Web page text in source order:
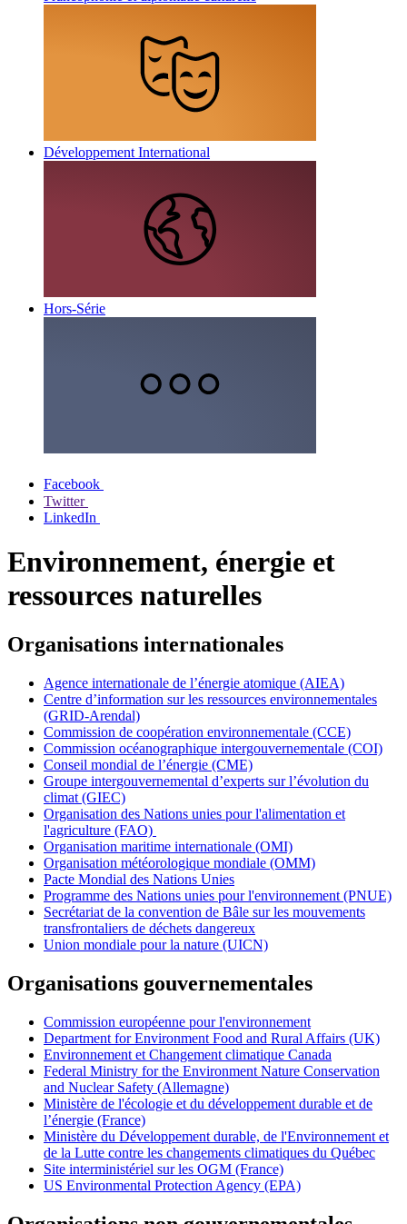
Développement International
Hors-Série
Facebook
Twitter
LinkedIn
Environnement, énergie et
ressources naturelles
Organisations internationales
Agence internationale de l’énergie atomique (AIEA)
Centre d’information sur les ressources environnementales
(GRID-Arendal)
Commission de coopération environnementale (CCE)
Commission océanographique intergouvernementale (COI)
Conseil mondial de l’énergie (CME)
Groupe intergouvernemental d’experts sur l’évolution du
climat (GIEC)
Organisation des Nations unies pour l'alimentation et
l'agriculture (FAO)
Organisation maritime internationale (OMI)
Organisation météorologique mondiale (OMM)
Pacte Mondial des Nations Unies
Programme des Nations unies pour l'environnement (PNUE)
Secrétariat de la convention de Bâle sur les mouvements
transfrontaliers de déchets dangereux
Union mondiale pour la nature (UICN)
Organisations gouvernementales
Commission européenne pour l'environnement
Department for Environment Food and Rural Affairs (UK)
Environnement et Changement climatique Canada
Federal Ministry for the Environment Nature Conservation
and Nuclear Safety (Allemagne)
Ministère de l'écologie et du développement durable et de
l’énergie (France)
Ministère du Développement durable, de l'Environnement et
de la Lutte contre les changements climatiques du Québec
Site interministériel sur les OGM (France)
US Environmental Protection Agency (EPA)